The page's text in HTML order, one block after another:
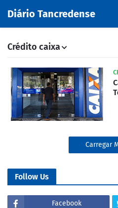
Diário Tancredense
Crédito caixa
Carregar
Follow Us
Facebook